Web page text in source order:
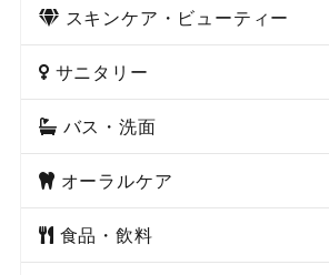
スキンケア・ビューティー
サニタリー
バス・洗面
オーラルケア
食品・飲料